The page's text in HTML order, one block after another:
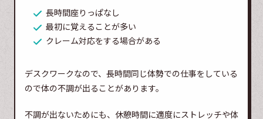
長時間座りっぱなし
最初に覚えることが多い
クレーム対応をする場合がある
デスクワークなので、長時間同じ体勢での仕事をしている
ので体の不調が出ることがあります。
不調が出ないためにも、休憩時間に適度にストレッチや体